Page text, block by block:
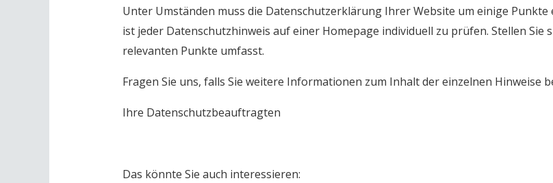
Unter Umständen muss die Datenschutzerklärung Ihrer Website um einige
ist jeder Datenschutzhinweis auf einer Homepage individuell zu prüfen. Stellen Sie
relevanten Punkte umfasst.
Fragen Sie uns, falls Sie weitere Informationen zum Inhalt der einzelnen Hinweise
Ihre Datenschutzbeauftragten
Das könnte Sie auch interessieren: